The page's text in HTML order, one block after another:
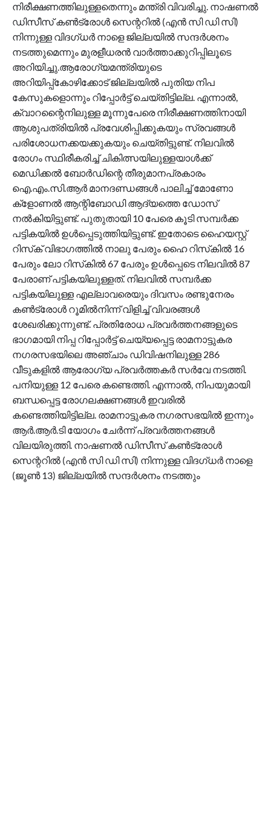
നിരീക്ഷണത്തിലുള്ളതെന്നും മന്ത്രി വിവരിച്ചു. നാഷണല്‍
ഡിസീസ് കണ്‍ട്രോള്‍ സെന്ററില്‍ (എന്‍ സി ഡി സി)
നിന്നുള്ള വിദഗ്ധര്‍ നാളെ ജില്ലയില്‍ സന്ദര്‍ശനം
നടത്തുമെന്നും മുരളീധരൻ വാർത്താക്കുറിപ്പിലൂടെ
അറിയിച്ചു.ആരോഗ്യമന്ത്രിയുടെ
അറിയിപ്പ്കോഴിക്കോട് ജില്ലയില്‍ പുതിയ നിപ
കേസുകളൊന്നും റിപ്പോർട്ട് ചെയ്തിട്ടില്ല. എന്നാല്‍,
ക്വാറന്റൈനിലുള്ള മൂന്നുപേരെ നിരീക്ഷണത്തിനായി
ആശുപത്രിയില്‍ പ്രവേശിപ്പിക്കുകയും സ്രവങ്ങള്‍
പരിശോധനക്കയക്കുകയും ചെയ്തിട്ടുണ്ട്. നിലവില്‍
രോഗം സ്ഥിരീകരിച്ച് ചികിത്സയിലുള്ളയാള്‍ക്ക്
മെഡിക്കല്‍ ബോര്‍ഡിന്റെ തീരുമാനപ്രകാരം
ഐ.എം.സി.ആര്‍ മാനദണ്ഡങ്ങള്‍ പാലിച്ച് മോണോ
ക്ളോണല്‍ ആന്റിബോഡി ആദ്യത്തെ ഡോസ്
നല്‍കിയിട്ടുണ്ട്. പുതുതായി 10 പേരെ കൂടി സമ്പര്‍ക്ക
പട്ടികയില്‍ ഉള്‍പ്പെടുത്തിയിട്ടുണ്ട്. ഇതോടെ ഹൈയസ്റ്റ്
റിസ്‌ക് വിഭാഗത്തില്‍ നാലു പേരും ഹൈ റിസ്‌കില്‍ 16
പേരും ലോ റിസ്‌കില്‍ 67 പേരും ഉള്‍പ്പെടെ നിലവില്‍ 87
പേരാണ് പട്ടികയിലുള്ളത്. നിലവില്‍ സമ്പര്‍ക്ക
പട്ടികയിലുള്ള എല്ലാവരെയും ദിവസം രണ്ടുനേരം
കണ്‍ട്രോള്‍ റൂമില്‍നിന്ന് വിളിച്ച് വിവരങ്ങള്‍
ശേഖരിക്കുന്നുണ്ട്. പ്രതിരോധ പ്രവര്‍ത്തനങ്ങളുടെ
ഭാഗമായി നിപ്പ റിപ്പോര്‍ട്ട് ചെയ്യപ്പെട്ട രാമനാട്ടുകര
നഗരസഭയിലെ അഞ്ചാം ഡിവിഷനിലുള്ള 286
വീടുകളില്‍ ആരോഗ്യ പ്രവര്‍ത്തകര്‍ സര്‍വേ നടത്തി.
പനിയുള്ള 12 പേരെ കണ്ടെത്തി. എന്നാല്‍, നിപയുമായി
ബന്ധപ്പെട്ട രോഗലക്ഷണങ്ങള്‍ ഇവരില്‍
കണ്ടെത്തിയിട്ടില്ല. രാമനാട്ടുകര നഗരസഭയില്‍ ഇന്നും
ആര്‍.ആര്‍.ടി യോഗം ചേര്‍ന്ന് പ്രവര്‍ത്തനങ്ങള്‍
വിലയിരുത്തി. നാഷണല്‍ ഡിസീസ് കണ്‍ട്രോള്‍
സെന്ററില്‍ (എന്‍ സി ഡി സി) നിന്നുള്ള വിദഗ്ധര്‍ നാളെ
(ജൂണ്‍ 13) ജില്ലയില്‍ സന്ദര്‍ശനം നടത്തും